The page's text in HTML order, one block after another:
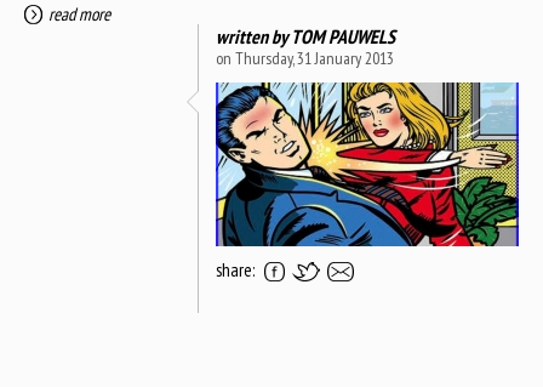
read more
written byTOM PAUWELS
on Thursday, 31 January 2013
share: